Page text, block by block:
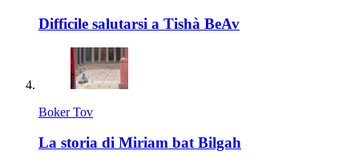
Difficile salutarsi a Tishà BeAv
Boker Tov
La storia di Miriam bat Bilgah